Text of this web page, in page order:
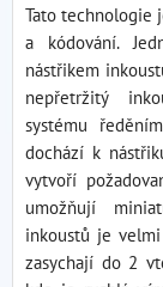
Tato technologie
a kódování.
nástřikem
nepřetržitý
systému
dochází k
vytvoří
umožňují
inkoustů je
zasychají do 2